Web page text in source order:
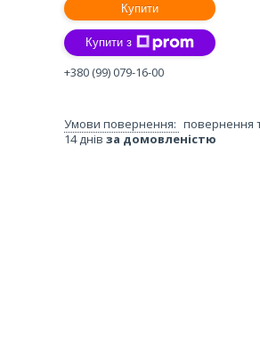
Купити
Купити з
+380 (99) 079-16-00
повернення
14 днів за домовленістю